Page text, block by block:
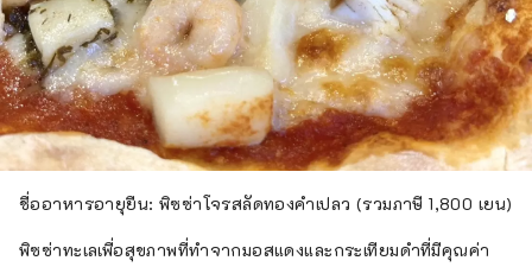
ชื่ออาหารอายุยืน: พิซซ่าโจรสลัดทองคำเปลว (รวมภาษี 1,800 เยน)
พิซซ่าทะเลเพื่อสุขภาพที่ทำจากมอสแดงและกระเทียมดำที่มีคุณค่า